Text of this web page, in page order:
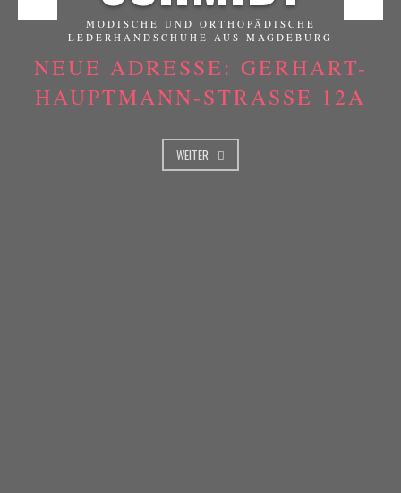
MODISCHE UND ORTHOPÄDISCHE
LEDERHANDSCHUHE AUS MAGDEBURG
NEUE ADRESSE: GERHART-
HAUPTMANN-STRASSE 12A
WEITER